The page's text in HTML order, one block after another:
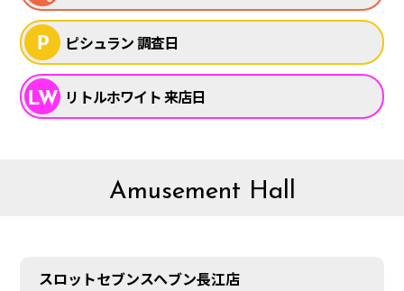
ピシュラン 調査日
リトルホワイト 来店日
Amusement Hall
スロットセブンスヘブン長江店